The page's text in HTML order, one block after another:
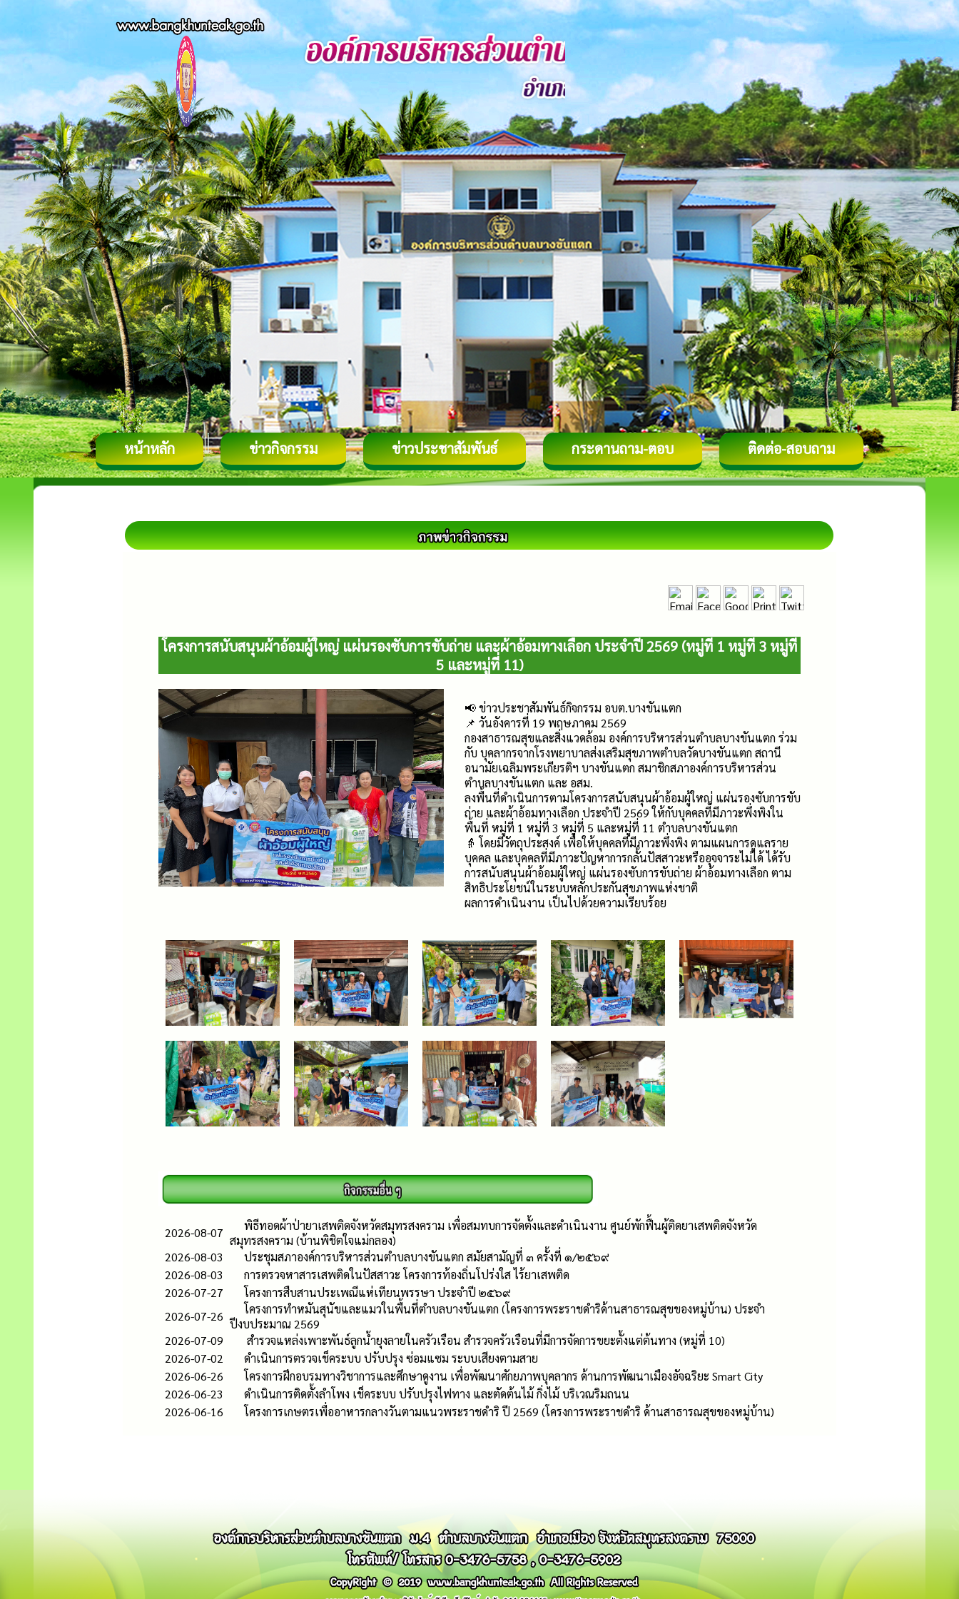
หน้าหลัก ข่าวกิจกรรม ข่าวประชาสัมพันธ์ กระดานถาม-ตอบ ติดต่อ-สอบถาม
โครงการสนับสนุนผ้าอ้อมผู้ใหญ่ แผ่นรองซับการขับถ่าย และผ้าอ้อมทางเลือก ประจำปี 2569 (หมู่ที่ 1 หมู่ที่ 3 หมู่ที่
5 และหมู่ที่ 11)
📢 ข่าวประชาสัมพันธ์กิจกรรม อบต.บางขันแตก
📌 วันอังคารที่ 19 พฤษภาคม 2569
กองสาธารณสุขและสิ่งแวดล้อม องค์การบริหารส่วนตำบลบางขันแตก ร่วม
กับ บุคลากรจากโรงพยาบาลส่งเสริมสุขภาพตำบลวัดบางขันแตก สถานี
อนามัยเฉลิมพระเกียรติฯ บางขันแตก สมาชิกสภาองค์การบริหารส่วน
ตำบลบางขันแตก และ อสม.
ลงพื้นที่ดำเนินการตามโครงการสนับสนุนผ้าอ้อมผู้ใหญ่ แผ่นรองซับการขับ
ถ่าย และผ้าอ้อมทางเลือก ประจำปี 2569 ให้กับบุคคลที่มีภาวะพึ่งพิงใน
พื้นที่ หมู่ที่ 1 หมู่ที่ 3 หมู่ที่ 5 และหมู่ที่ 11 ตำบลบางขันแตก
👵 โดยมีวัตถุประสงค์ เพื่อให้บุคคลที่มีภาวะพึ่งพิง ตามแผนการดูแลราย
บุคคล และบุคคลที่มีภาวะปัญหาการกลั้นปัสสาวะหรืออุจจาระไม่ได้ ได้รับ
การสนับสนุนผ้าอ้อมผู้ใหญ่ แผ่นรองซับการขับถ่าย ผ้าอ้อมทางเลือก ตาม
สิทธิประโยชน์ในระบบหลักประกันสุขภาพแห่งชาติ
ผลการดำเนินงาน เป็นไปด้วยความเรียบร้อย
2026-08-07
พิธีทอดผ้าป่ายาเสพติดจังหวัดสมุทรสงคราม เพื่อสมทบการจัดตั้งและดำเนินงาน ศูนย์พักฟื้นผู้ติดยาเสพติดจังหวัด
สมุทรสงคราม (บ้านพิชิตใจแม่กลอง)
2026-08-03
ประชุมสภาองค์การบริหารส่วนตำบลบางขันแตก สมัยสามัญที่ ๓ ครั้งที่ ๑/๒๕๖๙
2026-08-03
การตรวจหาสารเสพติดในปัสสาวะ โครงการท้องถิ่นโปร่งใส ไร้ยาเสพติด
2026-07-27
โครงการสืบสานประเพณีแห่เทียนพรรษา ประจำปี ๒๕๖๙
2026-07-26
โครงการทำหมันสุนัขและแมวในพื้นที่ตำบลบางขันแตก (โครงการพระราชดำริด้านสาธารณสุขของหมู่บ้าน) ประจำ
ปีงบประมาณ 2569
2026-07-09
สำรวจแหล่งเพาะพันธ์ลูกน้ำยุงลายในครัวเรือน สำรวจครัวเรือนที่มีการจัดการขยะตั้งแต่ต้นทาง (หมู่ที่ 10)
2026-07-02
ดำเนินการตรวจเช็คระบบ ปรับปรุง ซ่อมแซม ระบบเสียงตามสาย
2026-06-26
โครงการฝึกอบรมทางวิชาการและศึกษาดูงาน เพื่อพัฒนาศักยภาพบุคลากร ด้านการพัฒนาเมืองอัจฉริยะ Smart City
2026-06-23
ดำเนินการติดตั้งลำโพง เช็คระบบ ปรับปรุงไฟทาง และตัดต้นไม้ กิ่งไม้ บริเวณริมถนน
2026-06-16
โครงการเกษตรเพื่ออาหารกลางวันตามแนวพระราชดำริ ปี 2569 (โครงการพระราชดำริ ด้านสาธารณสุขของหมู่บ้าน)